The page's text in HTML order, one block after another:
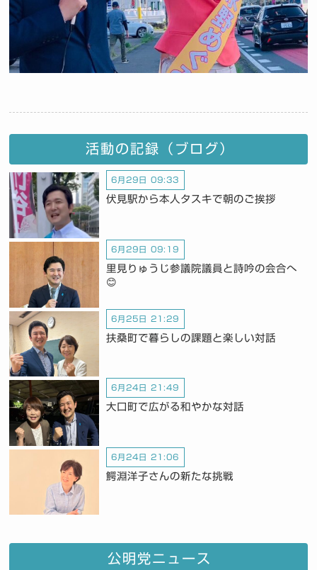
活動の記録（ブログ）
6月29日 09:33
伏見駅から本人タスキで朝のご挨拶
6月29日 09:19
里見りゅうじ参議院議員と詩吟の会合へ
😊
6月25日 21:29
扶桑町で暮らしの課題と楽しい対話
6月24日 21:49
大口町で広がる和やかな対話
6月24日 21:06
鰐淵洋子さんの新たな挑戦
公明党ニュース